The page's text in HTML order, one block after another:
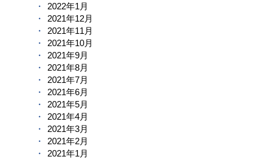
2022年1月
2021年12月
2021年11月
2021年10月
2021年9月
2021年8月
2021年7月
2021年6月
2021年5月
2021年4月
2021年3月
2021年2月
2021年1月